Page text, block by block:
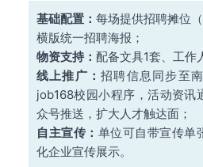
基础配置： 每场提供招聘摊位
横版统一招聘海报；
物资支持： 配备文具1套、工作
线上推广：招聘信息同步至
job168校园小程序，活动资讯
众号推送，扩大人才触达面；
自主宣传： 单位可自带宣传单
化企业宣传展示。